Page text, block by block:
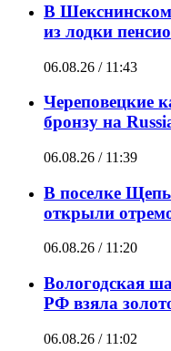
В
из лодки
06.08.26 / 11:43
Череповецкие
бронзу на
06.08.26 / 11:39
В поселке
открыли
06.08.26 / 11:20
Вологодская
РФ взяла
06.08.26 / 11:02